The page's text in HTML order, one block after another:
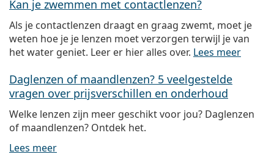
Kan je zwemmen met contactlenzen?
Als je contactlenzen draagt en graag zwemt, moet je
weten hoe je je lenzen moet verzorgen terwijl je van
het water geniet. Leer er hier alles over. Lees meer
Daglenzen of maandlenzen? 5 veelgestelde
vragen over prijsverschillen en onderhoud
Welke lenzen zijn meer geschikt voor jou? Daglenzen
of maandlenzen? Ontdek het.
Lees meer